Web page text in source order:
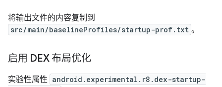
将输出文件的内容复制到
src/main/baselineProfiles/startup-prof.txt 。
启用 DEX 布局优化
实验性属性 android.experimental.r8.dex-startup-